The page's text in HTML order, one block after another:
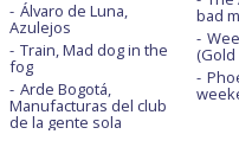
Álvaro de Luna,
Azulejos
Train, Mad dog in the
fog
Arde Bogotá,
Manufacturas del club
de la gente sola
bad
(Gold